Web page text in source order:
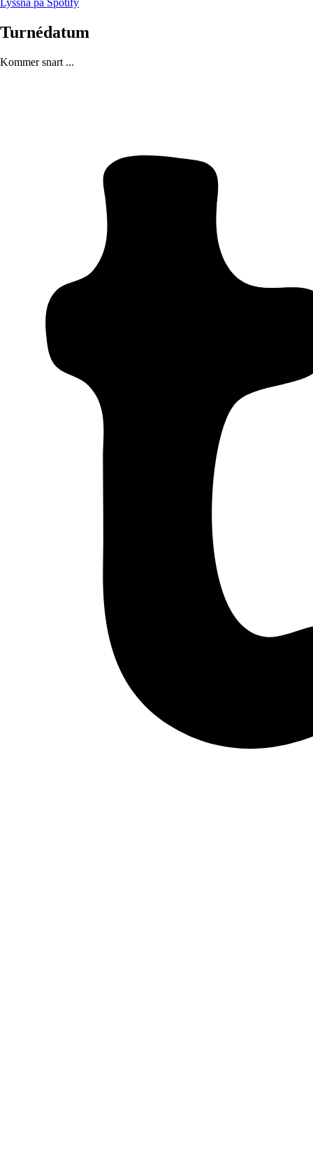
Lyssna på Spotify
Turnédatum
Kommer snart ...